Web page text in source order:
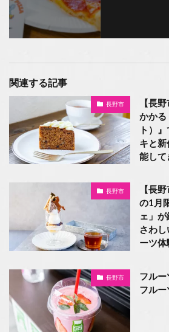
関連する記事
長野市
【長
かか
ト）
キと
能して
長野市
【長
の1月
ェ」
さわ
ーツ体
長野市
フル
フル